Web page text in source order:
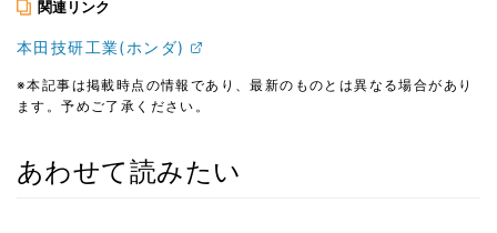
関連リンク
本田技研工業(ホンダ)
※本記事は掲載時点の情報であり、最新のものとは異なる場合があり
ます。予めご了承ください。
あわせて読みたい